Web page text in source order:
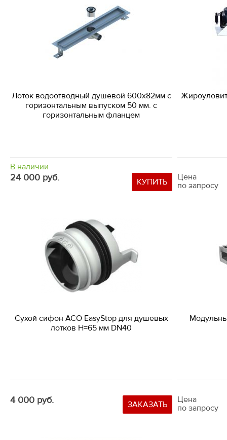
Лоток водоотводный душевой 600х82мм с
горизонтальным выпуском 50 мм. с
горизонтальным фланцем
В наличии
24 000 руб. КУПИТЬ
Цена
по запросу
Сухой сифон ACO EasyStop для душевых
лотков Н=65 мм DN40
4 000 руб. ЗАКАЗАТЬ
Цена
по запросу